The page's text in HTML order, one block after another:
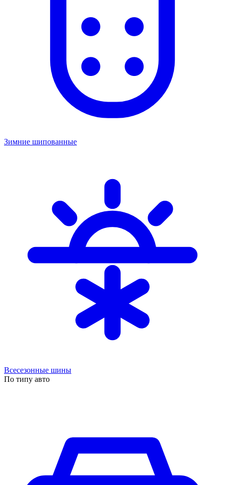
Зимние шипованные
Всесезонные шины
По типу авто